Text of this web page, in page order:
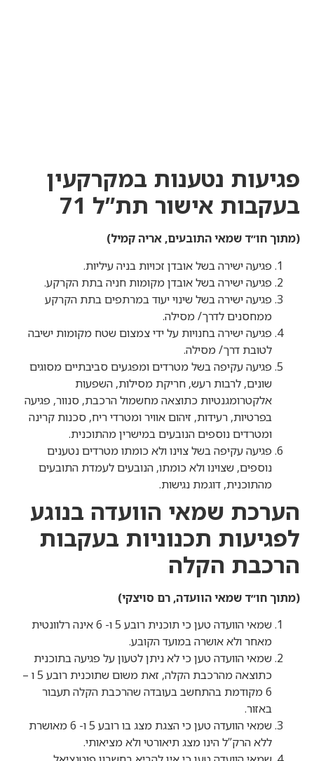
פגיעות נטענות במקרקעין
בעקבות אישור תת”ל 71
(מתוך חו״ד שמאי התובעים, אריה קמיל)
פגיעה ישירה בשל אובדן זכויות בניה עיליות.
פגיעה ישירה בשל אובדן מקומות חניה בתת הקרקע.
פגיעה ישירה בשל שינוי יעוד במרתפים בתת הקרקע
ממחסנים לדרך/ מסילה.
פגיעה ישירה בחנויות על ידי צמצום שטח מקומות ישיבה
לטובת דרך/ מסילה.
פגיעה עקיפה בשל מטרדים ומפגעים סביבתיים מסוגים
שונים, לרבות רעש, חריקת מסילות, השפעות
אלקטרומגנטיות כתוצאה מחשמול הרכבת, סנוור, פגיעה
בפרטיות, רעידות, זיהום אוויר ומטרדי ריח, סכנות קרינה
ומטרדים נוספים הנובעים במישרין מהתוכנית.
פגיעה עקיפה בשל צוינו ולא כומתו מטרדים נטענים
נוספים, שצוינו ולא כומתו, הנובעים לעמדת התובעים
מהתוכנית, דוגמת נגישות.
הערכת שמאי הוועדה בנוגע
לפגיעות תכנוניות בעקבות
הרכבת הקלה
(מתוך חו״ד שמאי הוועדה, רם סויצקי)
שמאי הוועדה טען כי תוכנית רובע 5 ו- 6 אינה רלוונטית
מאחר ולא אושרה במועד הקובע.
שמאי הוועדה טען כי לא ניתן לטעון על פגיעה בתוכנית
כתוצאה מהרכבת הקלה, זאת משום שתוכנית רובע 5 ו –
6 מקודמת בהתחשב בעובדה שהרכבת הקלה תעבור
באזור.
שמאי הוועדה טען כי הצגת מצג בו רובע 5 ו- 6 מאושרת
ללא הרק”ל הינו מצג תיאורטי ולא מציאותי.